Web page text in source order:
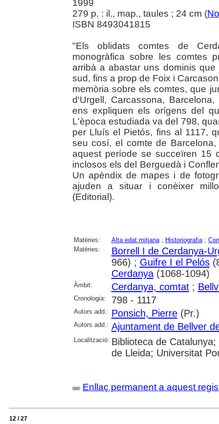
1999
279 p. : il., map., taules ; 24 cm (
ISBN 8493041815
"Els oblidats comtes de
monogràfica sobre les comtes
arribà a abastar uns dominis
sud, fins a prop de Foix i
memòria sobre els comtes, que
d'Urgell, Carcassona,
ens expliquen els orígens del
L'època estudiada va del 798,
per Lluís el Pietós, fins al 1117,
seu cosí, el comte de
aquest període se succeïren 15
inclosos els del Berguedà i
Un apèndix de mapes i de
ajuden a situar i conèixer
(Editorial).
Matèries: Alta edat mitjana; Historiografia;
Matèries:
Borrell I de Cerdanya-
966) ; Guifre I el Pelós
Cerdanya(1068-1094)
Àmbit: Cerdanya, comtat;
Cronologia: 798 - 1117
Autors add.: Ponsich, Pierre(Pr.)
Autors add.: Ajuntament de Bellver
Localització: Biblioteca de
de Lleida; Universitat
Enllaç permanent a aquest
12 / 27